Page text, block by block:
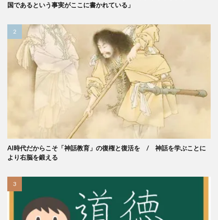
国であるという事実がここに書かれている」
AI時代だからこそ「神話教育」の復権と復活を / 神話を学ぶことに
より右脳を鍛える